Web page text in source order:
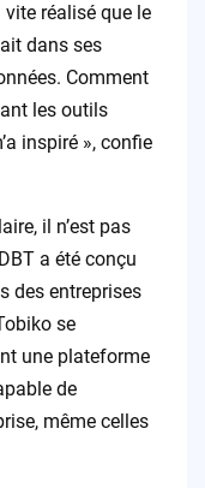
vite réalisé que le
dans ses
Comment
les outils
inspiré », confie
il n’est pas
a été conçu
des entreprises
se
une plateforme
de
même celles